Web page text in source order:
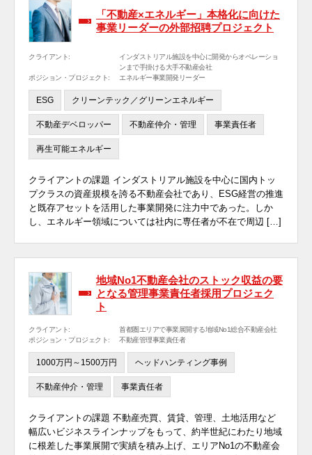
「不動産×エネルギー」本格化に向けた
事業リーダーの外部招聘プロジェクト
クライアント:
インダストリアル施設を中心に開発からオペレーショ
ンまで手掛ける大手不動産会社
ポジション・プロジェクト:
エネルギー事業開発リーダー
ESG クリーンテック／グリーンエネルギー
不動産デベロッパー 不動産仲介・管理 事業責任者
再生可能エネルギー
クライアントの課題 インダストリアル施設を中心に国内トッ
プクラスの資産規模を誇る不動産会社であり、ESG経営の推進
と既存アセットを活用した事業開発に注力中であった。しか
し、エネルギー領域については社内に専任者が不在で周辺 […]
地域No1不動産会社のストック収益の要
となる管理事業責任者採用プロジェク
ト
クライアント:
首都圏エリアで事業展開する地域No1総合不動産会社
ポジション・プロジェクト:
不動産管理事業責任者
1000万円～1500万円 ヘッドハンティング事例
不動産仲介・管理 事業責任者
クライアントの課題 不動産売買、賃貸、管理、土地活用など
幅広いビジネスラインナップをもって、約半世紀にわたり地域
に根差した事業展開で実績を積み上げ、エリアNo1の不動産会